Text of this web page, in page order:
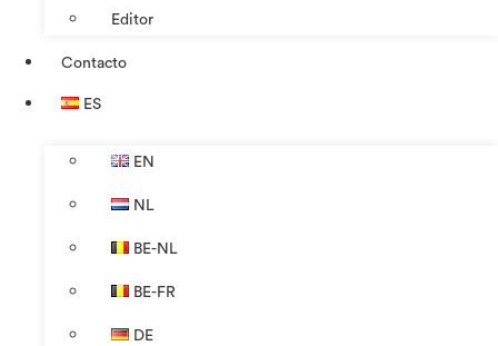
Editor
Contacto
ES
EN
NL
BE-NL
BE-FR
DE